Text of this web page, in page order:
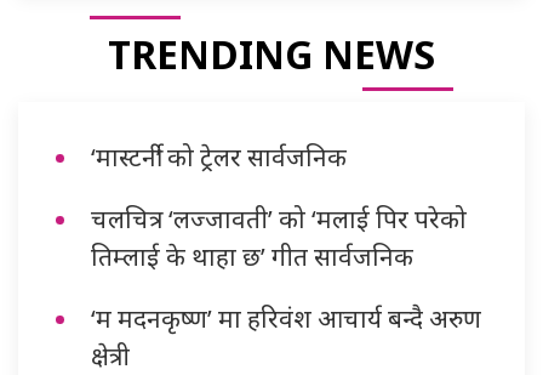
TRENDING NEWS
‘मास्टर्नी’ को ट्रेलर सार्वजनिक
चलचित्र ‘लज्जावती’ को ‘मलाई पिर परेको
तिम्लाई के थाहा छ’ गीत सार्वजनिक
‘म मदनकृष्ण’ मा हरिवंश आचार्य बन्दै अरुण
क्षेत्री